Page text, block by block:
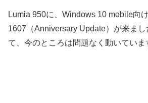
Lumia 950に、Windows 10 mobile向
1607（Anniversary Update）が来まし
て、今のところは問題なく動いていま